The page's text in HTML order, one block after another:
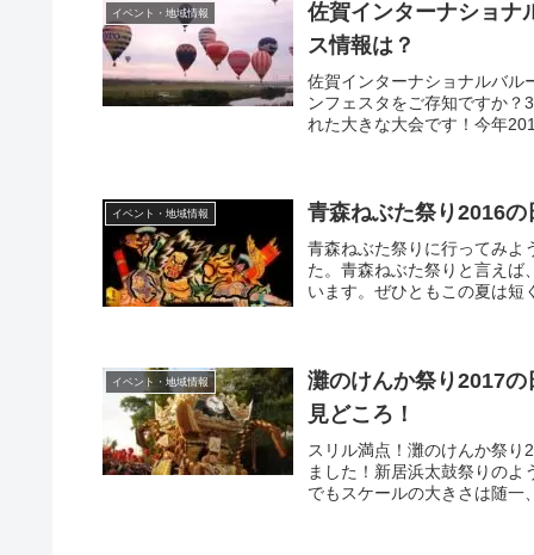
イベント・地域情報
佐賀インターナショナ
ス情報は？
佐賀インターナショナルバル
ンフェスタをご存知ですか
れた大きな大会です！今年
イベント・地域情報 青森ねぶた祭り2016
青森ねぶた祭りに行ってみよ
た。青森ねぶた祭りと言えば
います。ぜひともこの夏は短
イベント・地域情報
灘のけんか祭り2017
見どころ！
スリル満点！灘のけんか祭
ました！新居浜太鼓祭りの
でもスケールの大きさは随一